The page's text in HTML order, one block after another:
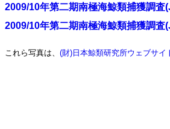
2009/10年第二期南極海鯨類捕獲調
2009/10年第二期南極海鯨類捕獲調
これら写真は、 (財)日本鯨類研究所ウェブサイ